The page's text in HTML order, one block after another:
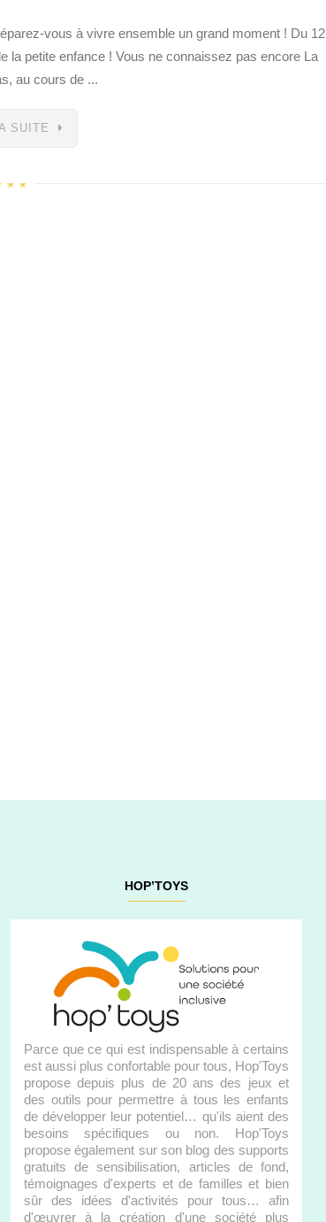
vous à vivre ensemble un grand moment ! Du 12
la petite enfance ! Vous ne connaissez pas encore La
au cours de ...
SUITE
HOP’TOYS
Parce que ce qui est indispensable à certains
est aussi plus confortable pour tous, Hop'Toys
propose depuis plus de 20 ans des jeux et
des outils pour permettre à tous les enfants
de développer leur potentiel… qu'ils aient des
besoins spécifiques ou non. Hop'Toys
propose également sur son blog des supports
gratuits de sensibilisation, articles de fond,
témoignages d'experts et de familles et bien
sûr des idées d'activités pour tous… afin
d'œuvrer à la création d'une société plus